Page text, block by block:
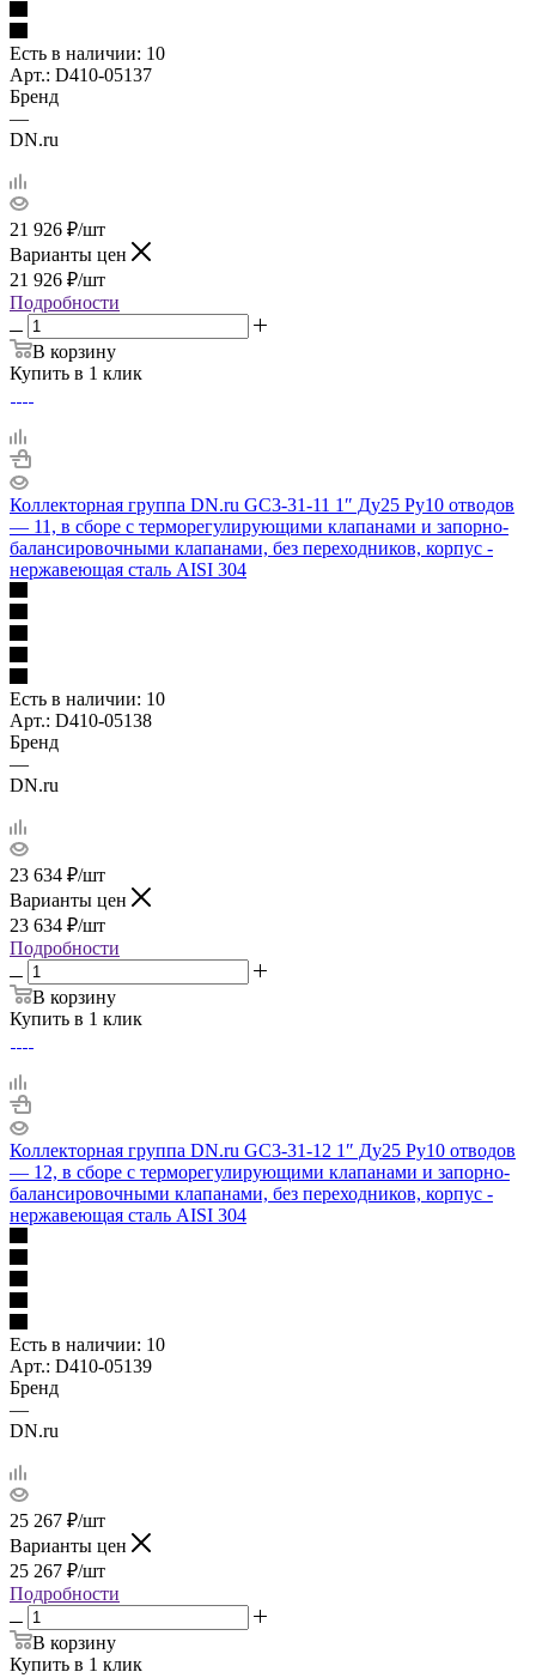
Есть в наличии: 10
Арт.: D410-05137
Бренд
—
DN.ru
21 926 ₽/шт
Варианты цен
21 926 ₽/шт
Подробности
В корзину
Купить в 1 клик
Коллекторная группа DN.ru GC3-31-11 1″ Ду25 Ру10 отводов
— 11, в сборе с терморегулирующими клапанами и запорно-
балансировочными клапанами, без переходников, корпус -
нержавеющая сталь AISI 304
Есть в наличии: 10
Арт.: D410-05138
Бренд
—
DN.ru
23 634 ₽/шт
Варианты цен
23 634 ₽/шт
Подробности
В корзину
Купить в 1 клик
Коллекторная группа DN.ru GC3-31-12 1″ Ду25 Ру10 отводов
— 12, в сборе с терморегулирующими клапанами и запорно-
балансировочными клапанами, без переходников, корпус -
нержавеющая сталь AISI 304
Есть в наличии: 10
Арт.: D410-05139
Бренд
—
DN.ru
25 267 ₽/шт
Варианты цен
25 267 ₽/шт
Подробности
В корзину
Купить в 1 клик